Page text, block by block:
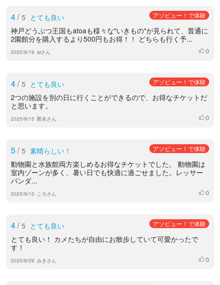
4/ 5 とても良い アソビュー！で体験
神戸どうぶつ王国もatoaも様々な"いきもの"が見られて、普通に
2園館分を購入するより500円もお得！！ どちらも行く予...
2025/9/19 aiさん いいね
0
4/ 5 とても良い アソビュー！で体験
2つの施設を別の日に行くことができるので、お得なチケットだ
と思います。
2025/9/15 匿名さん いいね
0
5/ 5 素晴らしい！ アソビュー！で体験
動物園と水族館両方楽しめるお得なチケットでした。 動物園は
室内ゾーンが多く、暑い日でも快適に過ごせました。レッサー
パンダ...
2025/9/13 ころさん いいね
0
4/ 5 とても良い アソビュー！で体験
とても良い！ カメたちが自由にお散歩していて可愛かったで
す！
2025/8/29 みきさん いいね
0